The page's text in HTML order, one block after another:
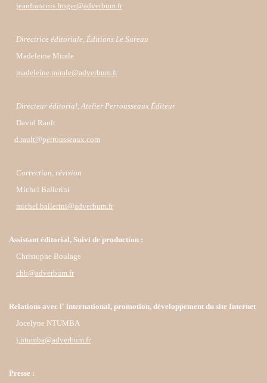
jeanfrancois.froger@adverbum.fr
Directrice éditoriale, Éditions Le Sureau
Madeleine Mirale
madeleine.mirale@adverbum.fr
Directeur éditorial, Atelier Perrousseaux Éditeur
David Rault
d.rault@perrousseaux.com
Correction, révision
Michel Ballerini
michel.ballerini@adverbum.fr
Assistant éditorial, Suivi de production :
Christophe Boulage
chb@adverbum.fr
Relations avec l' international, promotion, développement du site Internet
Jocelyne NTUMBA
j.ntumba@adverbum.fr
Presse :